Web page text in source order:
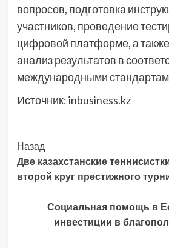
вопросов, подготовка
участников, проведение
цифровой платформе, а
анализ результатов в
международными
Источник: inbusiness.kz
Post
Navigation
Назад
Две казахстанские
второй круг престижного
Социальная помощь в
инвестиции в